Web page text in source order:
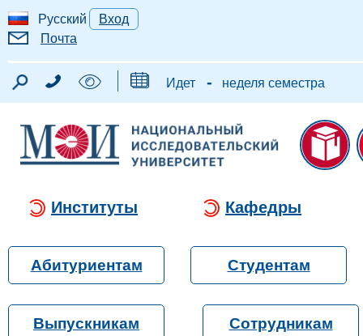
Русский
Вход
Почта
Идет - неделя семестра
Институты Кафедры
Абитуриентам Студентам
Выпускникам Сотрудникам